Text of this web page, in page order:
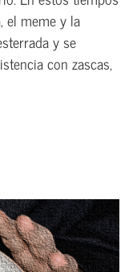
el meme y la
y se
con zascas,